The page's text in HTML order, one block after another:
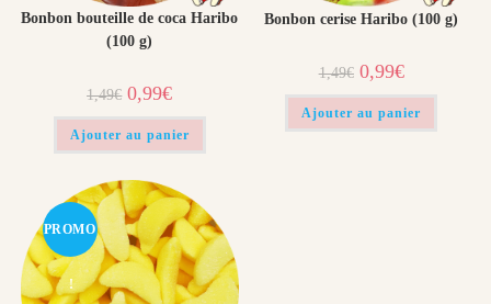
Bonbon bouteille de coca Haribo
(100 g)
1,49€ Le
prix
initial
était :
0,99€Le
prix
actuel
est :
Ajouter au panier
Bonbon cerise Haribo (100 g)
1,49€ Le
prix
initial
était :
0,99€Le
prix
actuel
est :
Ajouter au panier
PROMO
!